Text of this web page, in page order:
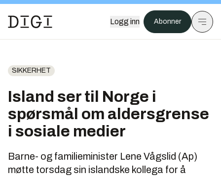
Logg inn Abonner
SIKKERHET
Island ser til Norge i
spørsmål om aldersgrense
i sosiale medier
Barne- og familieminister Lene Vågslid (Ap)
møtte torsdag sin islandske kollega for å